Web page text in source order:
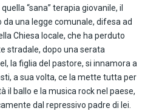
“sana” terapia giovanile, il
da una legge comunale, difesa ad
Chiesa locale, che ha perduto
stradale, dopo una serata
la figlia del pastore, si innamora a
a sua volta, ce la mette tutta per
il ballo e la musica rock nel paese,
dal repressivo padre di lei.